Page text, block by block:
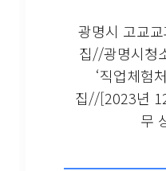
광명시 고교
집//광명시청
‘직업체험
집//[2023년
무